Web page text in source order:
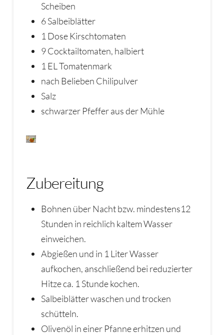
Scheiben
6 Salbeiblätter
1 Dose Kirschtomaten
9 Cocktailtomaten, halbiert
1 EL Tomatenmark
nach Belieben Chilipulver
Salz
schwarzer Pfeffer aus der Mühle
Zubereitung
Bohnen über Nacht bzw. mindestens12
Stunden in reichlich kaltem Wasser
einweichen.
Abgießen und in 1 Liter Wasser
aufkochen, anschließend bei reduzierter
Hitze ca. 1 Stunde kochen.
Salbeiblätter waschen und trocken
schütteln.
Olivenöl in einer Pfanne erhitzen und